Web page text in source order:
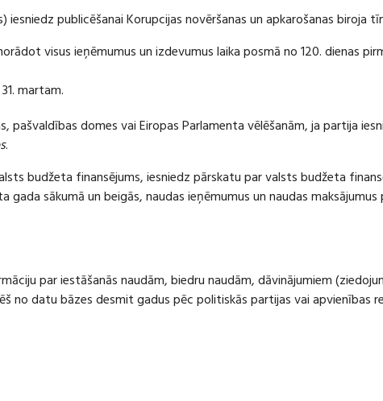
iesniedz publicēšanai Korupcijas novēršanas un apkarošanas biroja
visus ieņēmumus un izdevumus laika posmā no 120. dienas
martam.
pašvaldības domes vai Eiropas Parlamenta vēlēšanām, ja partija
.
budžeta finansējums, iesniedz pārskatu par valsts budžeta
sākumā un beigās, naudas ieņēmumus un naudas
par iestāšanās naudām, biedru naudām, dāvinājumiem
no datu bāzes desmit gadus pēc politiskās partijas vai apvienības